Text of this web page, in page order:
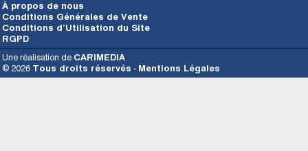
À propos de nous
Conditions Générales de Vente
Conditions d’Utilisation du Site
RGPD
Une réalisation de CARIMEDIA
© 2026 Tous droits réservés - Mentions Légales